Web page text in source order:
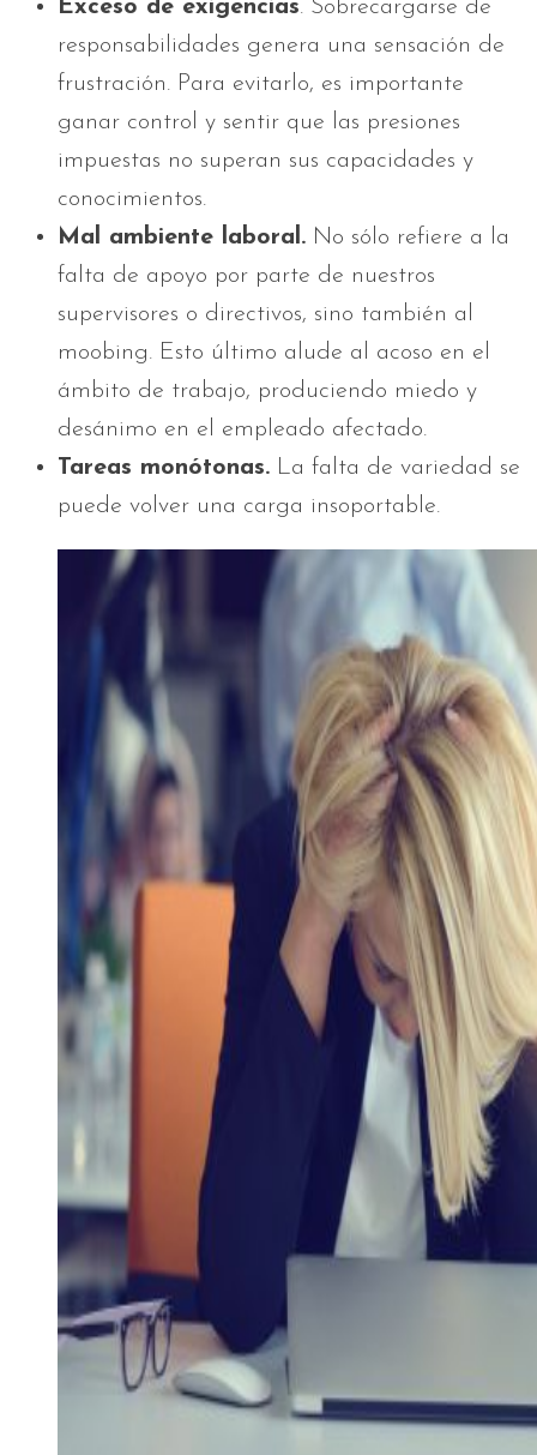
Exceso de exigencias. Sobrecargarse de
responsabilidades genera una sensación de
frustración. Para evitarlo, es importante
ganar control y sentir que las presiones
impuestas no superan sus capacidades y
conocimientos.
Mal ambiente laboral. No sólo refiere a la
falta de apoyo por parte de nuestros
supervisores o directivos, sino también al
moobing. Esto último alude al acoso en el
ámbito de trabajo, produciendo miedo y
desánimo en el empleado afectado.
Tareas monótonas. La falta de variedad se
puede volver una carga insoportable.